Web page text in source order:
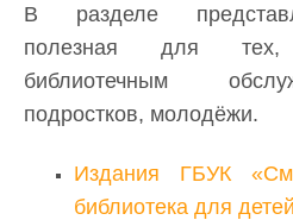
В разделе
полезная для тех,
библиотечным
подростков, молодёжи.
Издания ГБУК
библиотека для